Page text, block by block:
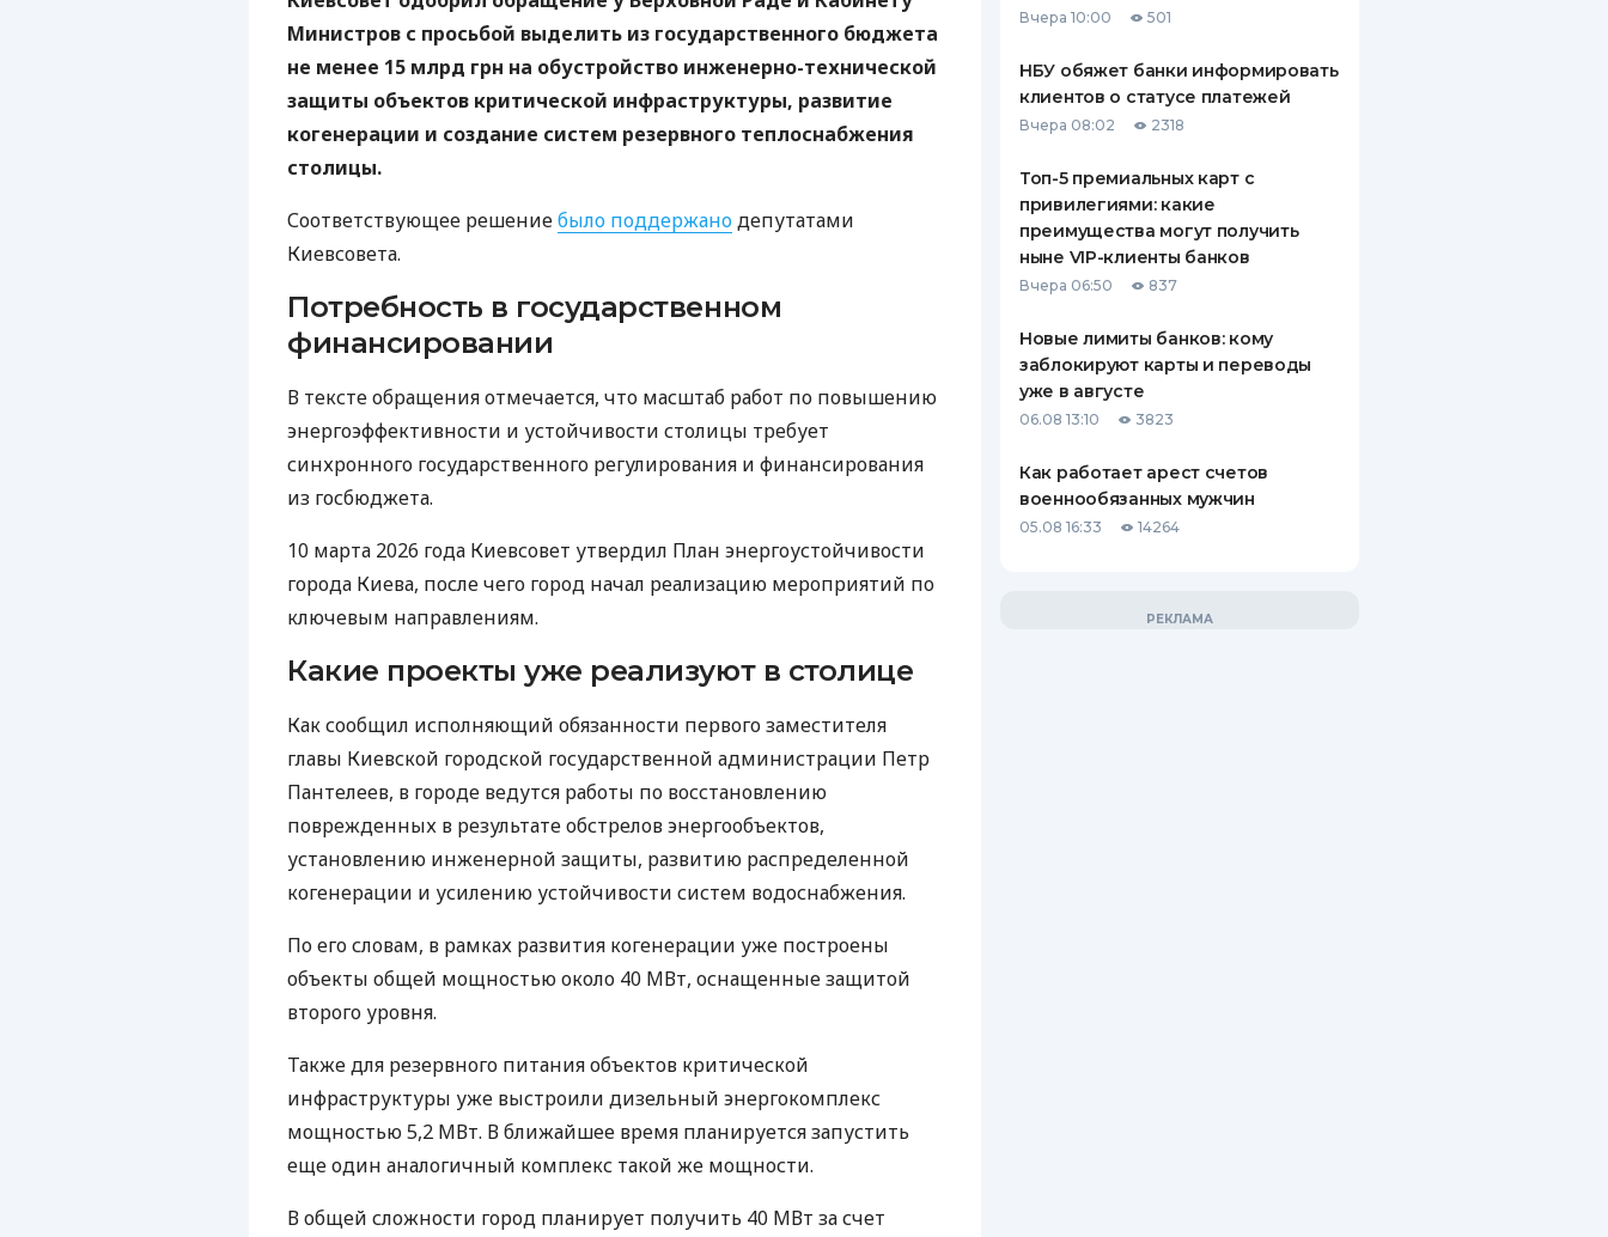
ЕЖЕМЕСЯЧНЫЙ ОБЗОР
КЕШБЭКА
ПУТЕВОДИТЕЛИ ПО
БАНКОВСКИМ КАРТАМ
СТРАХОВАНИЮ
ВСЕ СТРАХОВЫЕ ПОЛИСЫ
ОТЗЫВЫ О СТРАХОВЫХ
КОМПАНИЯХ
Министров с просьбой выделить из государственного бюджета
не менее 15 млрд грн на обустройство инженерно-технической
защиты объектов критической инфраструктуры, развитие
когенерации и создание систем резервного теплоснабжения
столицы.
Соответствующее решениебыло поддержанодепутатами
Киевсовета.
Потребность в государственном
финансировании
В тексте обращения отмечается, что масштаб работ по повышению
энергоэффективности и устойчивости столицы требует
синхронного государственного регулирования и финансирования
из госбюджета.
10 марта 2026 года Киевсовет утвердил План энергоустойчивости
города Киева, после чего город начал реализацию мероприятий по
ключевым направлениям.
Какие проекты уже реализуют в столице
Как сообщил исполняющий обязанности первого заместителя
главы Киевской городской государственной администрации Петр
Пантелеев, в городе ведутся работы по восстановлению
поврежденных в результате обстрелов энергообъектов,
установлению инженерной защиты, развитию распределенной
когенерации и усилению устойчивости систем водоснабжения.
По его словам, в рамках развития когенерации уже построены
объекты общей мощностью около 40 МВт, оснащенные защитой
второго уровня.
Также для резервного питания объектов критической
инфраструктуры уже выстроили дизельный энергокомплекс
мощностью 5,2 МВт. В ближайшее время планируется запустить
еще один аналогичный комплекс такой же мощности.
В общей сложности город планирует получить 40 МВт за счет
Вчера 10:00 501
НБУ обяжет банки информировать
клиентов о статусе платежей
Вчера 08:02 2318
Топ-5 премиальных карт с
привилегиями: какие
преимущества могут получить
ныне VIP-клиенты банков
Вчера 06:50 837
Новые лимиты банков: кому
заблокируют карты и переводы
уже в августе
06.08 13:10 3823
Как работает арест счетов
военнообязанных мужчин
05.08 16:33 14264